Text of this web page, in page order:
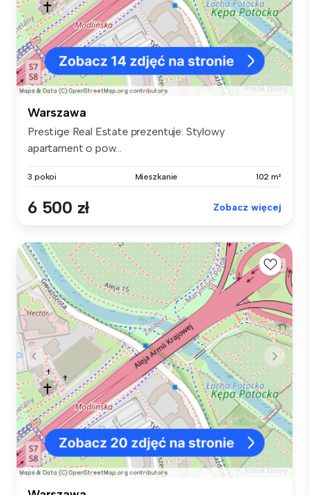
Warszawa
Prestige Real Estate prezentuje: Stylowy
apartament o pow...
3 pokoi Mieszkanie 102 m²
6 500 zł Zobacz więcej